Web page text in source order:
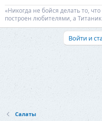
«Никогда не бойся делать то,
построен любителями, а
Войти и
Салаты